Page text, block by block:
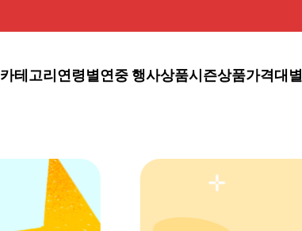
카테고리연령별연중 행사상품시즌상품가격대별